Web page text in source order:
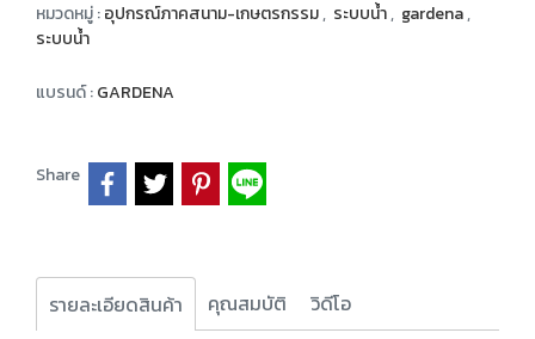
หมวดหมู่ :อุปกรณ์ภาคสนาม-เกษตรกรรม, ระบบน้ำ, gardena,
ระบบน้ำ
แบรนด์ :GARDENA
Share
รายละเอียดสินค้า คุณสมบัติ วิดีโอ